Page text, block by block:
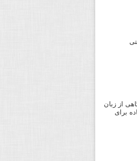
از زبان
ساده برای